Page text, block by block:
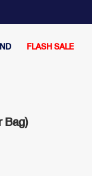
FLASH SALE
Bag)